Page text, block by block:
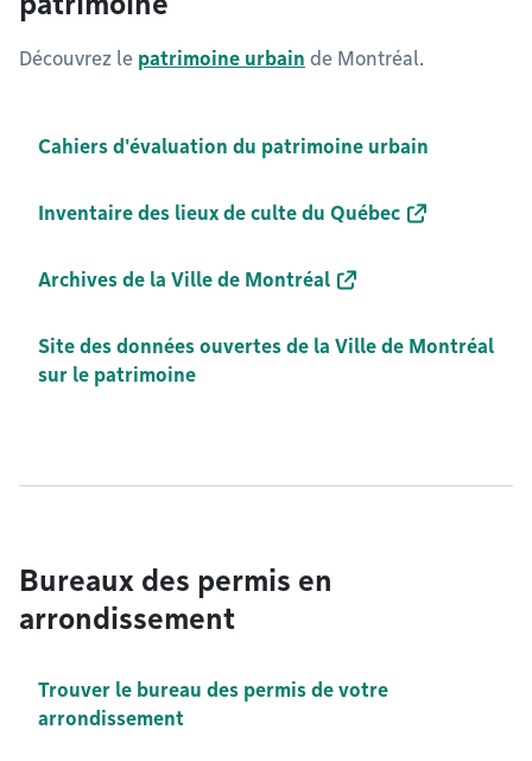
Découvrez le patrimoine urbain de Montréal.
Cahiers d'évaluation du patrimoine urbain
Inventaire des lieux de culte du Québec
Archives de la Ville de Montréal
Site des données ouvertes de la Ville de Montréal
sur le patrimoine
Bureaux des permis en
arrondissement
Trouver le bureau des permis de votre
arrondissement